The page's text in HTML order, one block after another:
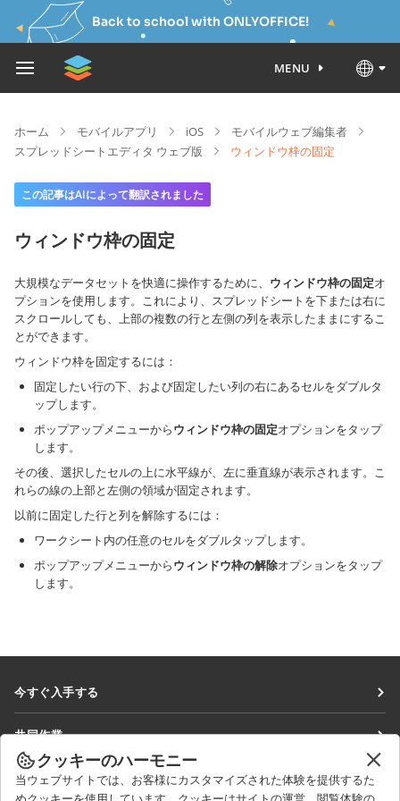
Back to school with ONLYOFFICE!
MENU
ホーム モバイルアプリ iOS
モバイルウェブ編集者
スプレッドシートエディタ ウェブ版
ウィンドウ枠の固定
この記事はAIによって翻訳されました
ウィンドウ枠の固定
大規模なデータセットを快適に操作するために、 ウィンドウ枠の固定オ
プションを使用します。これにより、スプレッドシートを下または右に
スクロールしても、上部の複数の行と左側の列を表示したままにするこ
とができます。
ウィンドウ枠を固定するには：
固定したい行の下、および固定したい列の右にあるセルをダブルタ
ップします。
ポップアップメニューからウィンドウ枠の固定オプションをタップ
します。
その後、選択したセルの上に水平線が、左に垂直線が表示されます。こ
れらの線の上部と左側の領域が固定されます。
以前に固定した行と列を解除するには：
ワークシート内の任意のセルをダブルタップします。
ポップアップメニューからウィンドウ枠の解除オプションをタップ
します。
今すぐ入手する
DocSpace
Workspace
共同作業
貢献者向け
翻訳者向け
ニュースを見る
クッキーのハーモニー
当ウェブサイトでは、お客様にカスタマイズされた体験を提供するた